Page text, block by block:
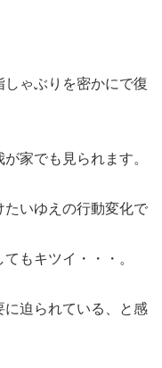
しゃぶりを密かにで復
家でも見られます。
いゆえの行動変化で
もキツイ・・・。
迫られている、と感